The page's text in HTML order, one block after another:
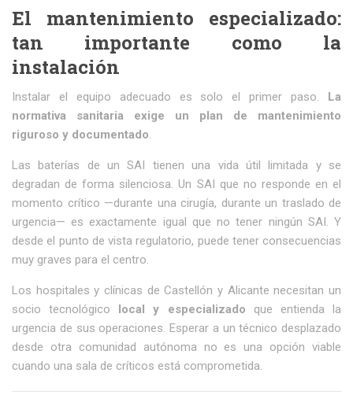
El mantenimiento especializado:
tan importante como la
instalación
Instalar el equipo adecuado es solo el primer paso. La
normativa sanitaria exige un plan de mantenimiento
riguroso y documentado
Las baterías de un SAI tienen una vida útil limitada y se
degradan de forma silenciosa. Un SAI que no responde en el
momento crítico —durante una cirugía, durante un traslado de
urgencia— es exactamente igual que no tener ningún SAI. Y
desde el punto de vista regulatorio, puede tener consecuencias
muy graves para el centro.
Los hospitales y clínicas de Castellón y Alicante necesitan un
socio tecnológico local y especializado que entienda la
urgencia de sus operaciones. Esperar a un técnico desplazado
desde otra comunidad autónoma no es una opción viable
cuando una sala de críticos está comprometida.